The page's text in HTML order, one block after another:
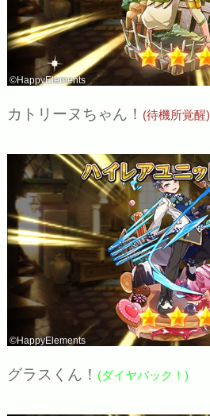
©HappyElements
カトリーヌちゃん！ (待機所覚醒)
©HappyElements
グラスくん！ (ダイヤバック！)